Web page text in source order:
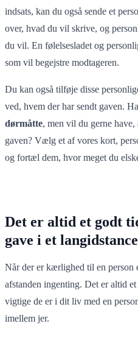
indsats, kan du også sende et
over, hvad du vil skrive, og
du vil. En følelsesladet og
som vil begejstre modtageren.
Du kan også tilføje disse
ved, hvem der har sendt gaven.
dørmåtte, men vil du gerne have,
gaven? Vælg et af vores kort,
og fortæl dem, hvor meget du
Det er altid et godt
gave i et
Når der er kærlighed til en person
afstanden ingenting. Det er altid
vigtige de er i dit liv med en
imellem jer.